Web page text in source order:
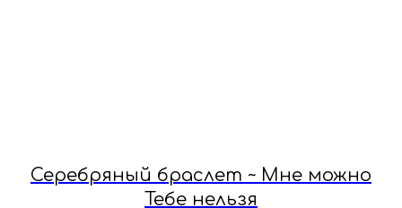
Серебряный браслет ~ Мне можно
Тебе нельзя